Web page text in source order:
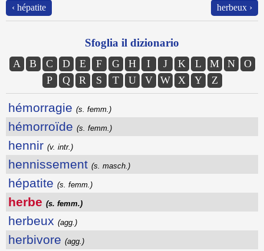
‹ hépatite herbeux ›
Sfoglia il dizionario
A B C D E F G H I J K L M N
O
P
Q R S T U V W X Y Z
hémorragie (s. femm.)
hémorroïde (s. femm.)
hennir (v. intr.)
hennissement (s. masch.)
hépatite (s. femm.)
herbe (s. femm.)
herbeux (agg.)
herbivore (agg.)